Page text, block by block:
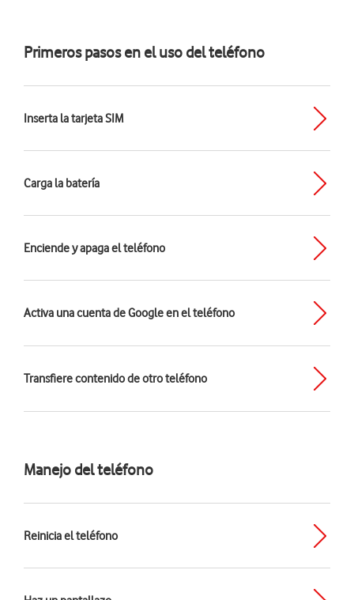
Primeros pasos en el uso del teléfono
Inserta la tarjeta SIM
Carga la batería
Enciende y apaga el teléfono
Activa una cuenta de Google en el teléfono
Transfiere contenido de otro teléfono
Manejo del teléfono
Reinicia el teléfono